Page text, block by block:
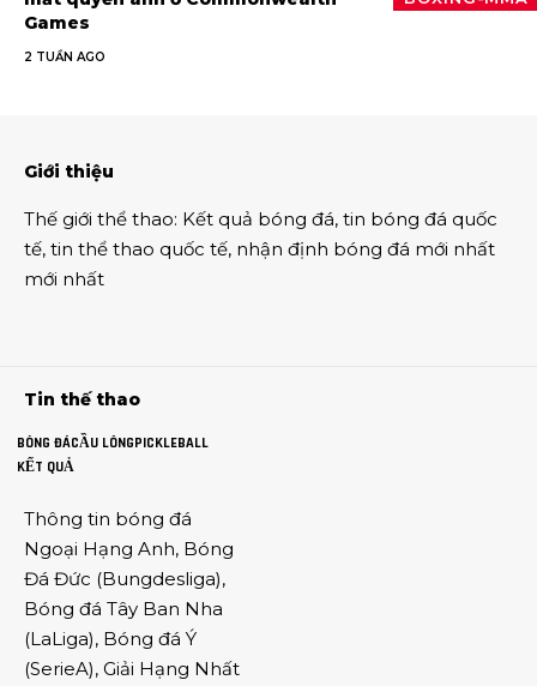
Games
2 TUẦN AGO
Giới thiệu
Thế giới thể thao: Kết quả bóng đá, tin bóng đá quốc
tế, tin thể thao quốc tế, nhận định bóng đá mới nhất
mới nhất
Tin thế thao
BÓNG ĐÁCẦU LÔNGPICKLEBALL
KẾT QUẢ
Thông tin bóng đá
Ngoại Hạng Anh, Bóng
Đá Đức (Bungdesliga),
Bóng đá Tây Ban Nha
(LaLiga), Bóng đá Ý
(SerieA), Giải Hạng Nhất